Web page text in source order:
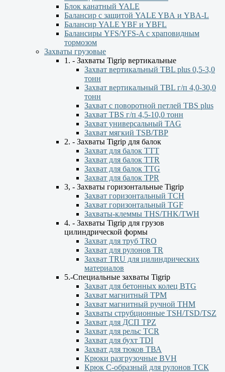
Блок канатный YALE
Балансир с защитой YALE YBА и YBА-L
Балансир YALE YBF и YBFL
Балансиры YFS/YFS-A с храповидным
тормозом
Захваты грузовые
1. - Захваты Tigrip вертикальные
Захват вертикальный TBL plus 0,5-3,0
тонн
Захват вертикальный TBL г/п 4,0-30,0
тонн
Захват с поворотной петлей TBS plus
Захват TBS г/п 4,5-10,0 тонн
Захват универсальный TAG
Захват мягкий TSB/TBP
2. - Захваты Tigrip для балок
Захват для балок ТТТ
Захват для балок TTR
Захват для балок TTG
Захват для балок TPR
3, - Захваты горизонтальные Tigrip
Захват горизонтальный ТСН
Захват горизонтальный ТGF
Захваты-клеммы THS/THK/TWH
4. - Захваты Tigrip для грузов
цилиндрической формы
Захват для труб TRO
Захват для рулонов TR
Захват TRU для цилиндрических
материалов
5.-Специальные захваты Tigrip
Захват для бетонных колец BTG
Захват магнитный TPM
Захват магнитный ручной ТНМ
Захваты струбционные TSH/TSD/TSZ
Захват для ДСП TPZ
Захват для рельс TCR
Захват для бухт TDI
Захват для тюков ТВА
Крюки разгрузочные BVH
Крюк С-образный для рулонов ТСК